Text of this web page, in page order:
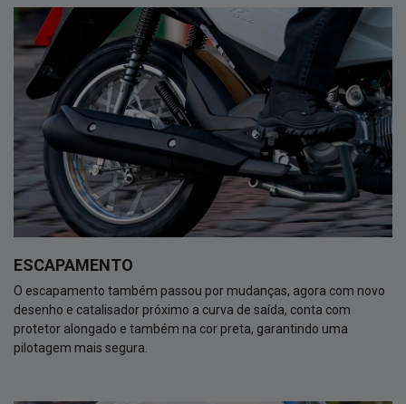
ESCAPAMENTO
O escapamento também passou por mudanças, agora com novo
desenho e catalisador próximo a curva de saída, conta com
protetor alongado e também na cor preta, garantindo uma
pilotagem mais segura.